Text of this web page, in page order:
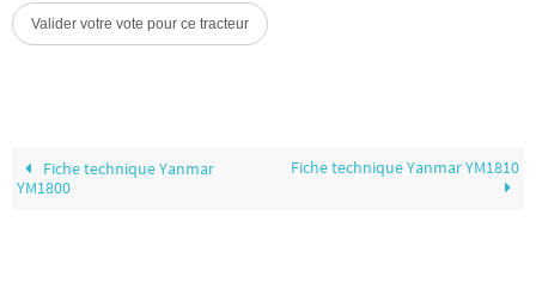
Fiche technique Yanmar
YM1800
Fiche technique Yanmar YM1810